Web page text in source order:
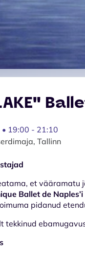
19:00 - 21:10
Tallinn
et vääramatu
Ballet de
pidanud
tekkinud